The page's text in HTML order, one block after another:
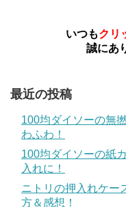
いつもクリ
誠にあ
最近の投稿
100均ダイソーの無
わふわ！
100均ダイソーの紙
入れに！
ニトリの押入れケー
方＆感想！